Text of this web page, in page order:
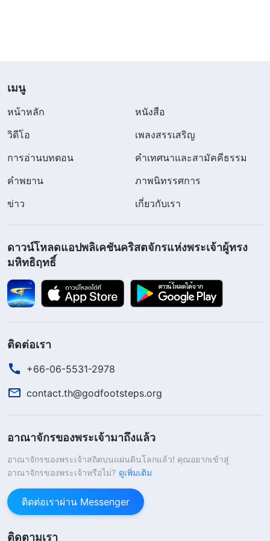
ก็ตามที่ผมมีโอกาส ผมจะติดตามพระเจ้าต่อไป ต่อให้
พลางอธิษฐานว่า “พระเจ้า! ข้าพระองค์สมควรตาย ข้า
พระองค์สมควรถูกสาปแช่ง…” เป็นเวลานานแล้ว นี่คือ
สิ่งเดียวที่ผมสามารถพูดในการอธิษฐานถึงพระเจ้า
ก่อนที่ผมจะสะอื้นจนพูดต่อไม่ได้
ขายพี่สาวคนนั้นเป็นช่วงจังหวะที่เนื้อหนังของผม
อ่อนแอ ซึ่งไม่ได้ก่อให้เกิดความสูญเสียใหญ่หลวงแก่ค
ริสตจักร พวกเขาบอกว่าผมปฏิบัติหน้าที่อย่างสม่ำเสมอ
ได้ดี และคริสตจักรได้มอบหมายหน้าที่ให้ผมอีกครั้ง
ทรยศพระเจ้าและการเป็นเหมือนยูดาส สมควรถูก
ลงโทษ ต่อให้นั่นจะหมายถึงการลงนรกก็ตาม แต่
พระเจ้าไม่ได้ทรงปฏิบัติต่อผมตามการกระทำผิดของ
พระเจ้ามากขนาดไหน ผมตั้งมั่นในหัวใจว่า ไม่ว่าต่อไป
ภายหน้าคริสตจักรจะมอบหมายหน้าที่อะไรให้ผม ผมก็
พระเจ้า ต่อมา พรรคคอมมิวนิสต์เริ่มจับกุมผู้เชื่อใน
เมนู
หน้าหลัก
หนังสือ
วิดีโอ
เพลงสรรเสริญ
การอ่านบทตอน
คำเทศนาและสามัคคีธรรม
คำพยาน
ภาพนิทรรศการ
ข่าว
เกี่ยวกับเรา
ดาวน์โหลดแอปพลิเคชันคริสตจักรแห่งพระเจ้าผู้ทรง
มหิทธิฤทธิ์
ติดต่อเรา
+66-06-5531-2978
contact.th@godfootsteps.org
อาณาจักรของพระเจ้ามาถึงแล้ว
อาณาจักรของพระเจ้าสถิตบนแผ่นดินโลกแล้ว! คุณอยากเข้าสู่
อาณาจักรของพระเจ้าหรือไม่? ดูเพิ่มเติม
ติดต่อเราผ่าน Messenger
ติดตามเรา